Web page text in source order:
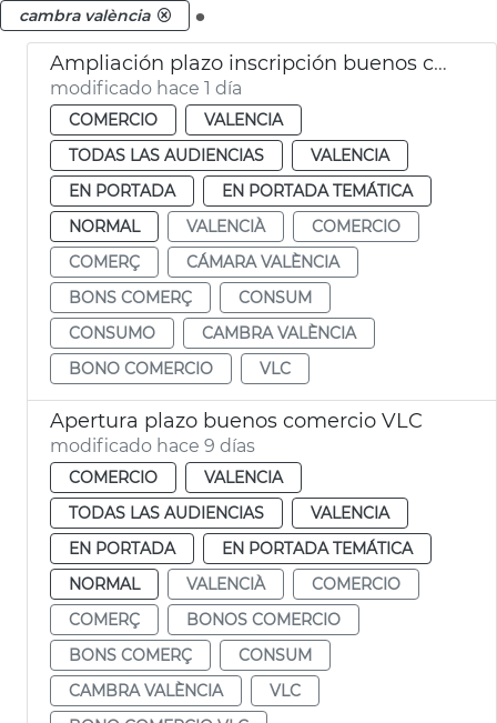
cambra valència
Ampliación plazo inscripción buenos comercio VLC
modificado hace 1 día
COMERCIO
VALENCIA
TODAS LAS AUDIENCIAS
VALENCIA
EN PORTADA
EN PORTADA TEMÁTICA
NORMAL
VALENCIÀ
COMERCIO
COMERÇ
CÁMARA VALÈNCIA
BONS COMERÇ
CONSUM
CONSUMO
CAMBRA VALÈNCIA
BONO COMERCIO
VLC
Apertura plazo buenos comercio VLC
modificado hace 9 días
COMERCIO
VALENCIA
TODAS LAS AUDIENCIAS
VALENCIA
EN PORTADA
EN PORTADA TEMÁTICA
NORMAL
VALENCIÀ
COMERCIO
COMERÇ
BONOS COMERCIO
BONS COMERÇ
CONSUM
CAMBRA VALÈNCIA
VLC